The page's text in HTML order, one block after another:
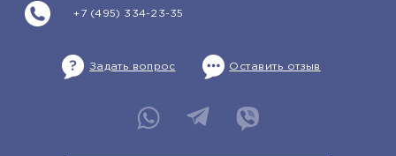
+7 (495) 334-23-35
Задать вопрос Оставить отзыв